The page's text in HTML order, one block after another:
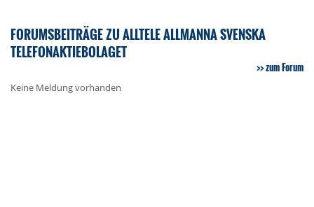
FORUMSBEITRÄGE ZU ALLTELE ALLMANNA SVENSKA
TELEFONAKTIEBOLAGET
zum Forum
Keine Meldung vorhanden